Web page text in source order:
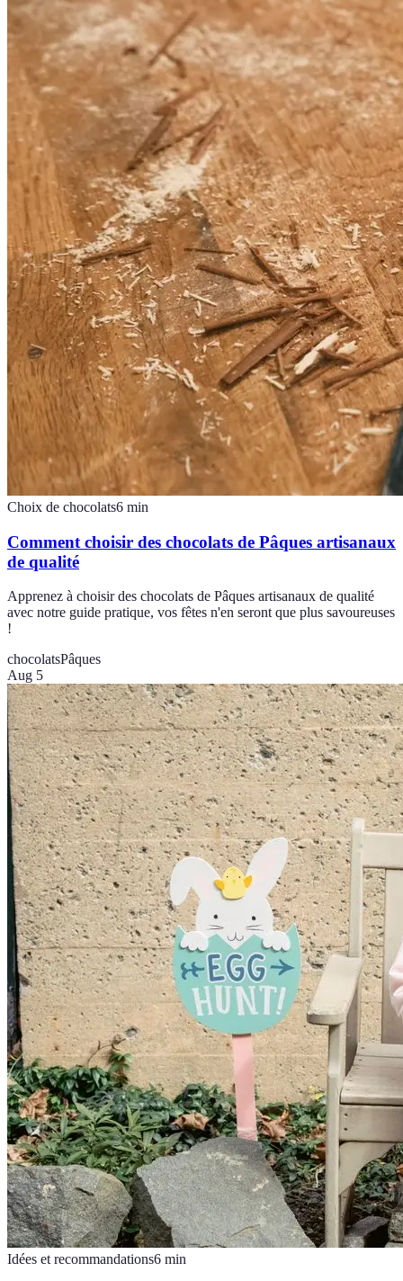
Choix de chocolats6 min
Comment choisir des chocolats de Pâques artisanaux
de qualité
Apprenez à choisir des chocolats de Pâques artisanaux de qualité
avec notre guide pratique, vos fêtes n'en seront que plus savoureuses
!
chocolatsPâques
Aug 5
Idées et recommandations6 min